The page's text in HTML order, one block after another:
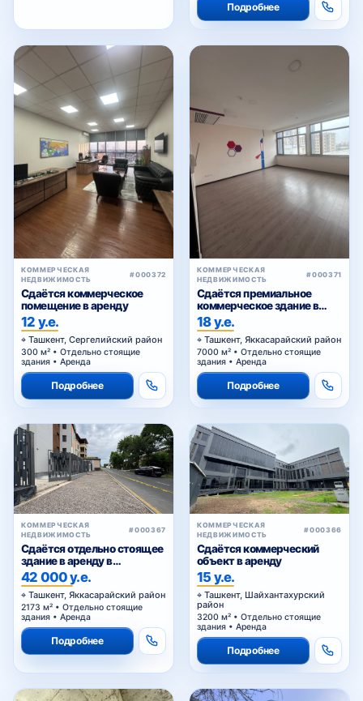
Подробнее
КОММЕРЧЕСКАЯ
НЕДВИЖИМОСТЬ
#000372
Сдаётся коммерческое
помещение в аренду
12 у.е.
Ташкент, Сергелийский район
300 м² • Отдельно стоящие
здания • Аренда
Подробнее
КОММЕРЧЕСКАЯ
НЕДВИЖИМОСТЬ
#000371
Сдаётся премиальное
коммерческое здание в
аренду
18 у.е.
Ташкент, Яккасарайский район
7000 м² • Отдельно стоящие
здания • Аренда
Подробнее
КОММЕРЧЕСКАЯ
НЕДВИЖИМОСТЬ
#000367
Сдаётся отдельно стоящее
здание в аренду в
Яккасарайском районе
42 000 у.е.
Ташкент, Яккасарайский район
2173 м² • Отдельно стоящие
здания • Аренда
Подробнее
КОММЕРЧЕСКАЯ
НЕДВИЖИМОСТЬ
#000366
Сдаётся коммерческий
объект в аренду
15 у.е.
Ташкент, Шайхантахурский
район
3200 м² • Отдельно стоящие
здания • Аренда
Подробнее